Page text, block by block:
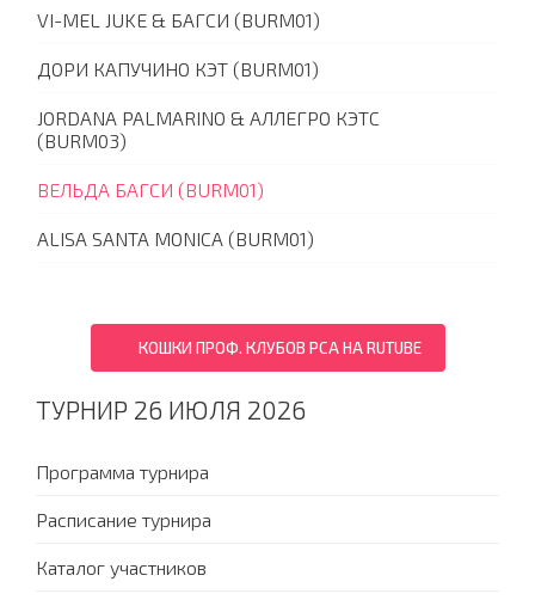
VI-MEL JUKE & БАГСИ (BURM01)
ДОРИ КАПУЧИНО КЭТ (BURM01)
JORDANA PALMARINO & АЛЛЕГРО КЭТС
(BURM03)
ВЕЛЬДА БАГСИ (BURM01)
ALISA SANTA MONICA (BURM01)
КОШКИ ПРОФ. КЛУБОВ PCA НА RUTUBE
ТУРНИР 26 ИЮЛЯ 2026
Программа турнира
Расписание турнира
Каталог участников